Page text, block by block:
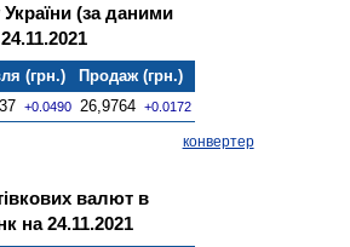
(за даними
(грн.)
Продаж (грн.)
+0.0490 26,9764 +0.0172
конвертер
валют в
на 24.11.2021